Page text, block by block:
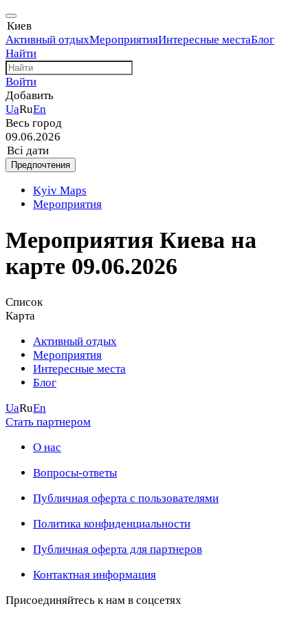
Киев
Активный отдыхМероприятияИнтересные местаБлог
Найти
Войти
Добавить
UaRuEn
Весь город
09.06.2026
Всі дати
Предпочтения
Kyiv Maps
Мероприятия
Мероприятия Киева на
карте 09.06.2026
Список
Карта
Активный отдых
Мероприятия
Интересные места
Блог
UaRuEn
Стать партнером
О нас
Вопросы-ответы
Публичная оферта с пользователями
Политика конфиденциальности
Публичная оферта для партнеров
Контактная информация
Присоединяйтесь к нам в соцсетях